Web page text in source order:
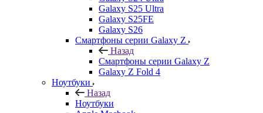
Galaxy S25 Ultra
Galaxy S25FE
Galaxy S26
Смартфоны серии Galaxy Z
Назад
Смартфоны серии Galaxy Z
Galaxy Z Fold 4
Ноутбуки
Назад
Ноутбуки